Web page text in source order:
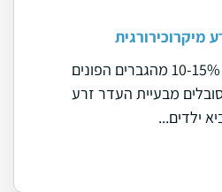
מיקרוכירורגית
כ- 1% מכלל הגברים, וכ- 10-15% מהגברים הפונים
מבעיית העדר זרע
ילדים...